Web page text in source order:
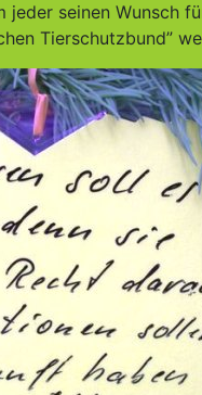
jeder seinen Wunsch
Tierschutzbund”